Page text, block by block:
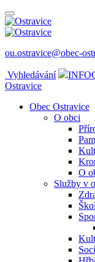
ou.ostravice@obec-
Vyhledávání
Ostravice
Obec Ostravice
O obci
O
Služby v